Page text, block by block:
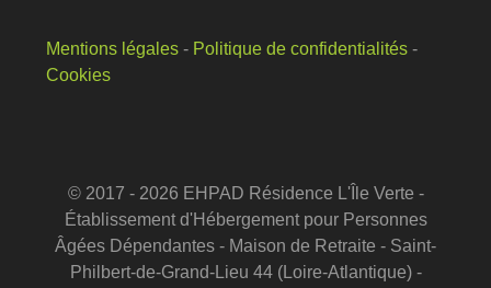
Mentions légales - Politique de confidentialités -
Cookies
© 2017 - 2026 EHPAD Résidence L'Île Verte -
Établissement d'Hébergement pour Personnes
Âgées Dépendantes - Maison de Retraite - Saint-
Philbert-de-Grand-Lieu 44 (Loire-Atlantique) -